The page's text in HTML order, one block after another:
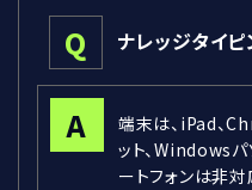
Q ナレッジタイ
A
端末は、iPad、
ット、Windows
ートフォンは非対